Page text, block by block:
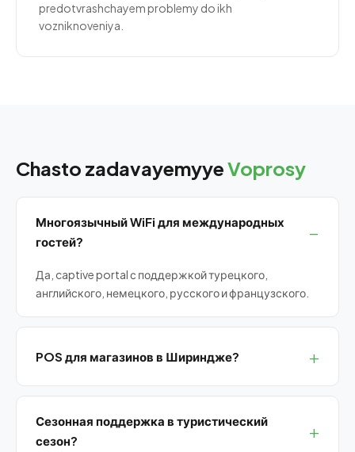
predotvrashchayem problemy do ikh
vozniknoveniya.
Chasto zadavayemyyeVoprosy
Многоязычный WiFi для международных
гостей?
Да, captive portal с поддержкой турецкого,
английского, немецкого, русского и французского.
POS для магазинов в Шириндже?
Сезонная поддержка в туристический
сезон?